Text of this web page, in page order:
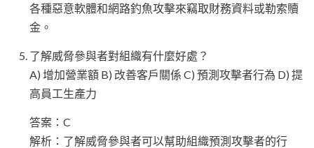
各種惡意軟體和網路釣魚攻擊來竊取財務資料或勒索贖
金。
了解威脅參與者對組織有什麼好處？
A) 增加營業額 B) 改善客戶關係 C) 預測攻擊者行為 D) 提
高員工生產力
答案：C
解析：了解威脅參與者可以幫助組織預測攻擊者的行